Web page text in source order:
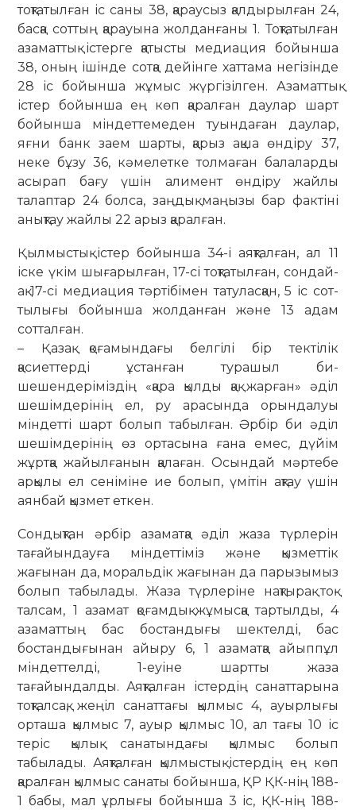
тоқтатылған іс саны 38, қараусыз қалдырылған 24,
басқа соттың қа­рауына жолданғаны 1. Тоқтатылған
азаматтық істерге қатысты медиация бойынша
38, оның ішінде сотқа дейінге хаттама негізінде
28 іс бойынша жұмыс жүргізілген. Азаматтық
істер бойынша ең көп қаралған даулар шарт
бойынша міндеттемеден туындаған даулар,
яғни банк заем шарты, қарыз ақша өндіру 37,
неке бұзу 36, кәмелетке толмаған балаларды
асырап бағу үшін алимент өндіру жайлы
талаптар 24 болса, заңдық маңызы бар фактіні
анықтау жайлы 22 арыз қаралған.
Қылмыстық істер бойынша 34-і аяқ­талған, ал 11
іске үкім шығарылған, 17-сі тоқтатылған, сондай-
ақ 17-сі ме­диа­ция тәр­тібімен татуласқан, 5 іс сот­
тылығы бойынша жолданған және 13 адам
сотталған.
– Қазақ қоғамындағы белгілі бір тектілік
қасиеттерді ұстанған турашыл би-
шешендеріміздің «қара қылды қақ жарған» әділ
шешімдерінің ел, ру ара­сында орындалуы
міндетті шарт болып табылған. Әрбір би әділ
шешім­дерінің өз ортасына ғана емес, дүйім
жұртқа жайылғанын қалаған. Осындай мәртебе
арқылы ел сеніміне ие болып, үмітін ақтау үшін
аянбай қызмет еткен.
Сондықтан әрбір азаматқа әділ жаза түрлерін
тағайындауға міндеттіміз және қызметтік
жағынан да, моральдік жағынан да парызымыз
болып табы­лады. Жаза түрлеріне нақтырақ тоқ­
талсам, 1 азамат қоғамдық жұмысқа тартылды, 4
азаматтың бас бостандығы шектелді, бас
бостандығынан айыру 6, 1 азаматқа айыппұл
міндеттелді, 1-еуіне шартты жаза
тағайындалды. Аяқталған істердің санаттарына
тоқталсақ, же­ңіл санаттағы қылмыс 4, ауырлығы
орташа қылмыс 7, ауыр қылмыс 10, ал тағы 10 іс
теріс қылық санатындағы қылмыс болып
табылады. Аяқталған қылмыстық істердің ең көп
қаралған қылмыс санаты бойынша, ҚР ҚК-нің 188-
1 бабы, мал ұрлығы бойынша 3 іс, ҚК-нің 188-